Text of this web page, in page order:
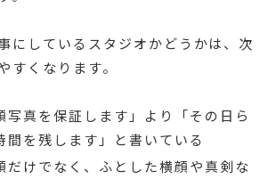
にしているスタジオかどうかは、次
すくなります。
写真を保証します」より「その日ら
間を残します」と書いている
だけでなく、ふとした横顔や真剣な